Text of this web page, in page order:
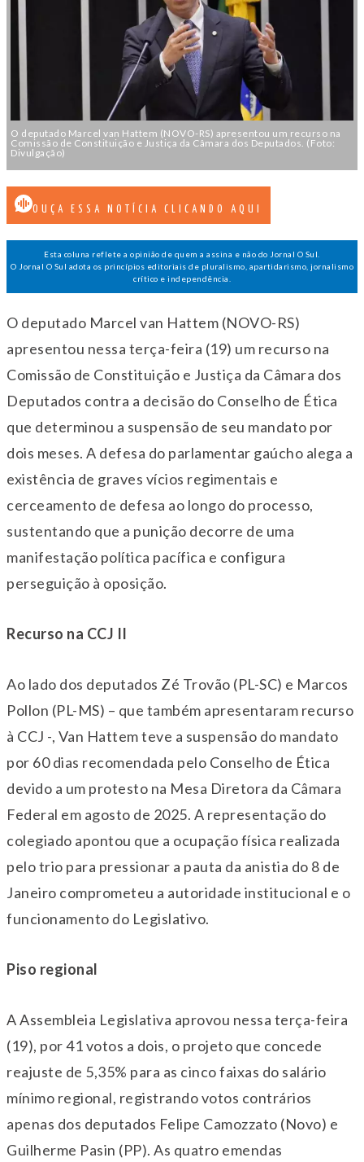
O deputado Marcel van Hattem (NOVO-RS) apresentou um recurso na
Comissão de Constituição e Justiça da Câmara dos Deputados. (Foto:
Divulgação)
OUÇA ESSA NOTÍCIA CLICANDO AQUI
Esta coluna reflete a opinião de quem a assina e não do Jornal O Sul.
O Jornal O Sul adota os princípios editoriais de pluralismo, apartidarismo, jornalismo
crítico e independência.
O deputado Marcel van Hattem (NOVO-RS)
apresentou nessa terça-feira (19) um recurso na
Comissão de Constituição e Justiça da Câmara dos
Deputados contra a decisão do Conselho de Ética
que determinou a suspensão de seu mandato por
dois meses. A defesa do parlamentar gaúcho alega a
existência de graves vícios regimentais e
cerceamento de defesa ao longo do processo,
sustentando que a punição decorre de uma
manifestação política pacífica e configura
perseguição à oposição.
Recurso na CCJ II
Ao lado dos deputados Zé Trovão (PL-SC) e Marcos
Pollon (PL-MS) – que também apresentaram recurso
à CCJ -, Van Hattem teve a suspensão do mandato
por 60 dias recomendada pelo Conselho de Ética
devido a um protesto na Mesa Diretora da Câmara
Federal em agosto de 2025. A representação do
colegiado apontou que a ocupação física realizada
pelo trio para pressionar a pauta da anistia do 8 de
Janeiro comprometeu a autoridade institucional e o
funcionamento do Legislativo.
Piso regional
A Assembleia Legislativa aprovou nessa terça-feira
(19), por 41 votos a dois, o projeto que concede
reajuste de 5,35% para as cinco faixas do salário
mínimo regional, registrando votos contrários
apenas dos deputados Felipe Camozzato (Novo) e
Guilherme Pasin (PP). As quatro emendas